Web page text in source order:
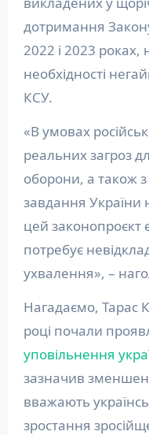
дотримання
2022 і 2023 роках,
необхідності
КСУ.
«В умовах
реальних загроз
оборони, а також з
завдання України
цей законопроєкт
потребує
ухвалення», –
Нагадаємо, Тарас
році почали
уповільнення
зазначив
вважають
зростання